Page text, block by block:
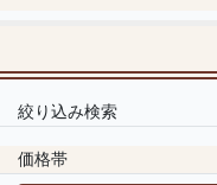
絞り込み検索
価格帯